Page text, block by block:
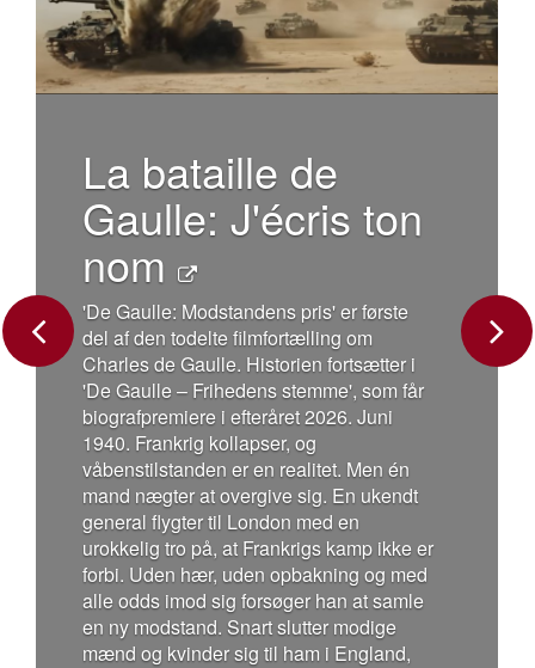
La bataille de
Gaulle: J'écris ton
nom
'De Gaulle: Modstandens pris' er første
del af den todelte filmfortælling om
Charles de Gaulle. Historien fortsætter i
'De Gaulle – Frihedens stemme', som får
biografpremiere i efteråret 2026. Juni
1940. Frankrig kollapser, og
våbenstilstanden er en realitet. Men én
mand nægter at overgive sig. En ukendt
general flygter til London med en
urokkelig tro på, at Frankrigs kamp ikke er
forbi. Uden hær, uden opbakning og med
alle odds imod sig forsøger han at samle
en ny modstand. Snart slutter modige
mænd og kvinder sig til ham i England,
Previous Next